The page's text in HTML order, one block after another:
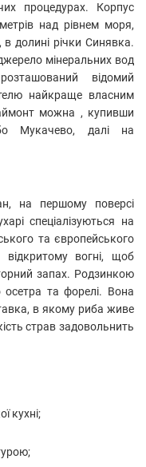
процедурах. Корпус
над рівнем моря,
долині річки Синявка.
мінеральних вод
відомий
найкраще власним
можна , купивши
Мукачево, далі на
на першому поверсі
спеціалізуються на
та європейського
вогні, щоб
запах. Родзинкою
осетра та форелі. Вона
в якому риба живе
страв задовольнить
кухні;